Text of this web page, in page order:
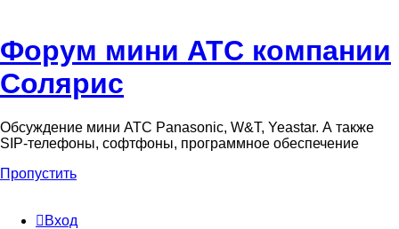
Форум мини АТС компании
Солярис
Обсуждение мини АТС Panasonic, W&T, Yeastar. А также
SIP-телефоны, софтфоны, программное обеспечение
Пропустить
Вход